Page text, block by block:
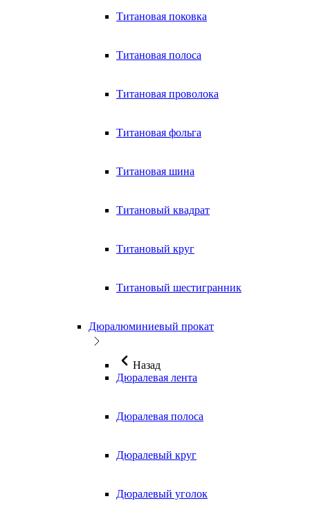
Титановая поковка
Титановая полоса
Титановая проволока
Титановая фольга
Титановая шина
Титановый квадрат
Титановый круг
Титановый шестигранник
Дюралюминиевый прокат
Назад
Дюралевая лента
Дюралевая полоса
Дюралевый круг
Дюралевый уголок